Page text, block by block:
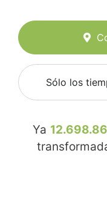
Sólo los
Ya